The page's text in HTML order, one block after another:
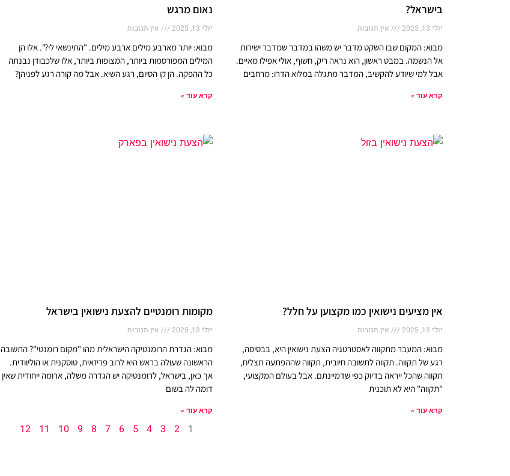
בישראל?
יולי 13, 2025 אין תגובות
מבוא: המקום שבו השקט מדבר יש משהו במדבר שמדבר ישירות
אל הנשמה. במבט ראשון, הוא נראה ריק, חשוף, אולי אפילו מאיים.
אבל למי שיודע להקשיב, המדבר מתגלה במלוא הדרו: מרחבים
קרא עוד »
נאום מרגש
יולי 13, 2025 אין תגובות
מבוא: יותר מארבע מילים ארבע מילים. "התינשאי לי?". אלו הן
המילים המפורסמות ביותר, המצופות ביותר, אלו שלכבודן נבנתה
כל ההפקה. הן קו הסיום, רגע השיא. אבל מה קורה רגע לפניהן?
קרא עוד »
אין מציעים נישואין כמו מקצוען על חלל?
יולי 13, 2025 אין תגובות
מבוא: המעבר מתקווה לאסטרטגיה הצעת נישואין היא, בבסיסה,
רגע של תקווה. תקווה לתשובה חיובית, תקווה שההפתעה תצליח,
תקווה שהכל ייראה בדיוק כפי שדמיינתם. אבל בעולם המקצועי,
"תקווה" היא לא תוכנית
קרא עוד »
מקומות רומנטיים להצעת נישואין בישראל
יולי 13, 2025 אין תגובות
מבוא: הגדרת הרומנטיקה הישראלית מהו "מקום רומנטי"? התשובה
הראשונה שעולה בראש היא לרוב פריזאית, טוסקנית או הוליוודית.
אך כאן, בישראל, לרומנטיקה יש הגדרה משלה, ארומה ייחודית שאין
דומה לה בשום
קרא עוד »
1
2
3
4
5
6
7
8
9
10
11
12